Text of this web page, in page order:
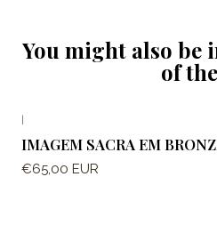
You might also be
of
IMAGEM SACRA EM
€65,00 EUR